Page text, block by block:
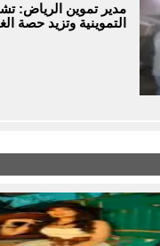
مدير تموين الرياض:
التموينية وتزيد حصة